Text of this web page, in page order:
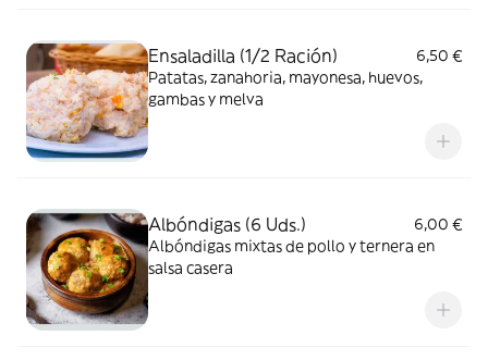
Ensaladilla (1/2 Ración)
6,50 €
Patatas, zanahoria, mayonesa, huevos,
gambas y melva
Albóndigas (6 Uds.)
6,00 €
Albóndigas mixtas de pollo y ternera en
salsa casera